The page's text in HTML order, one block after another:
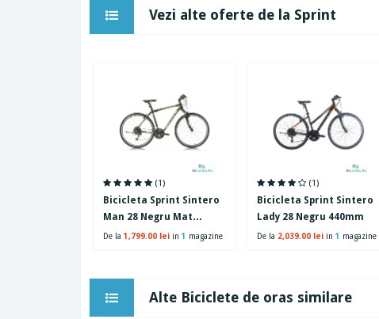
Vezi alte oferte de la Sprint
(1)
Bicicleta Sprint Sintero
Man 28 Negru Mat
520mm
De la 1,799.00 lei in 1 magazine
(1)
Bicicleta Sprint Sintero
Lady 28 Negru 440mm
De la 2,039.00 lei in 1 magazine
Alte Biciclete de oras similare